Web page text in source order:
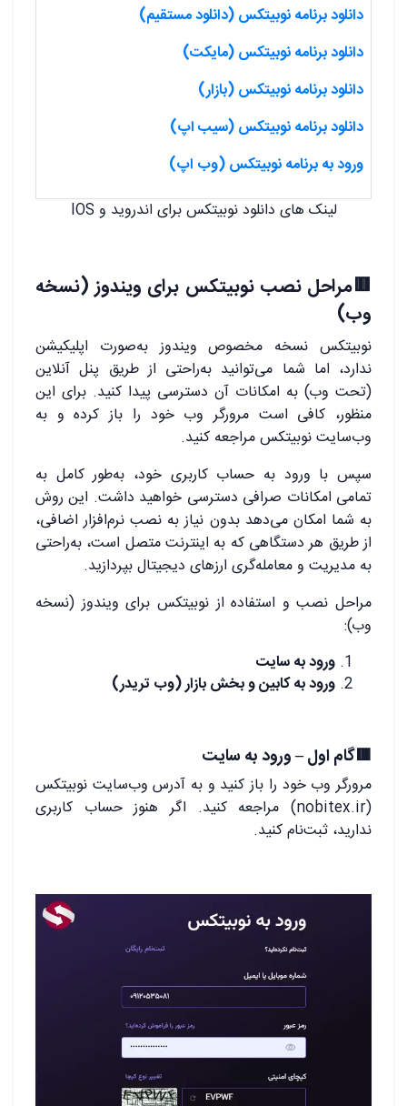
دانلود برنامه نوبیتکس (دانلود مستقیم)
دانلود برنامه نوبیتکس (مایکت)
دانلود برنامه نوبیتکس (بازار)
دانلود برنامه نوبیتکس (سیب اپ)
ورود به برنامه نوبیتکس (وب اپ)
لینک های دانلود نوبیتکس برای اندروید و IOS
🟥مراحل نصب نوبیتکس برای ویندوز (نسخه
وب)
نوبیتکس نسخه مخصوص ویندوز به‌صورت اپلیکیشن
ندارد، اما شما می‌توانید به‌راحتی از طریق پنل آنلاین
(تحت وب) به امکانات آن دسترسی پیدا کنید. برای این
منظور، کافی است مرورگر وب خود را باز کرده و به
وب‌سایت نوبیتکس مراجعه کنید.
سپس با ورود به حساب کاربری خود، به‌طور کامل به
تمامی امکانات صرافی دسترسی خواهید داشت. این روش
به شما امکان می‌دهد بدون نیاز به نصب نرم‌افزار اضافی،
از طریق هر دستگاهی که به اینترنت متصل است، به‌راحتی
به مدیریت و معامله‌گری ارزهای دیجیتال بپردازید.
مراحل نصب و استفاده از نوبیتکس برای ویندوز (نسخه
وب):
ورود به سایت
ورود به کابین و بخش بازار (وب تریدر)
🟥گام اول – ورود به سایت
مرورگر وب خود را باز کنید و به آدرس وب‌سایت نوبیتکس
(nobitex.ir) مراجعه کنید. اگر هنوز حساب کاربری
ندارید، ثبت‌نام کنید.